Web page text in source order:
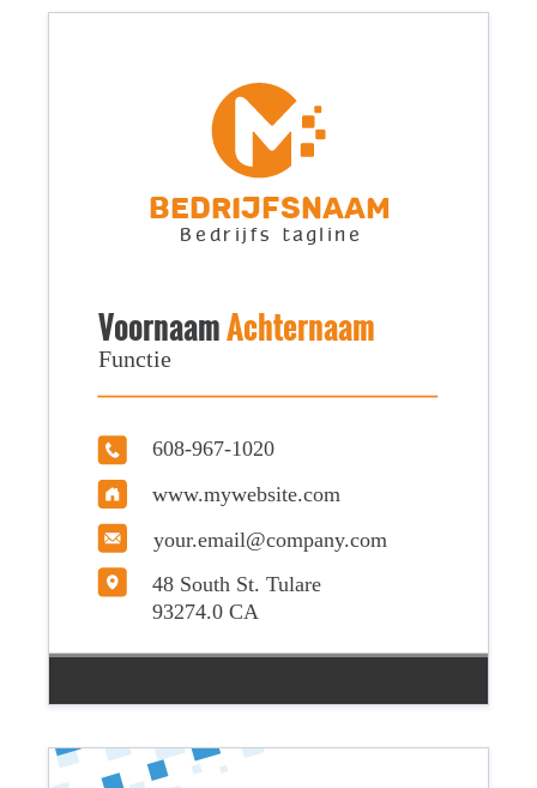
48 South St. Tulare
93274.0 CA
your.email@company.com
608-967-1020
www.mywebsite.com
Functie
VoornaamAchternaam
Bedrijfsnaam
Bedrijfs tagline